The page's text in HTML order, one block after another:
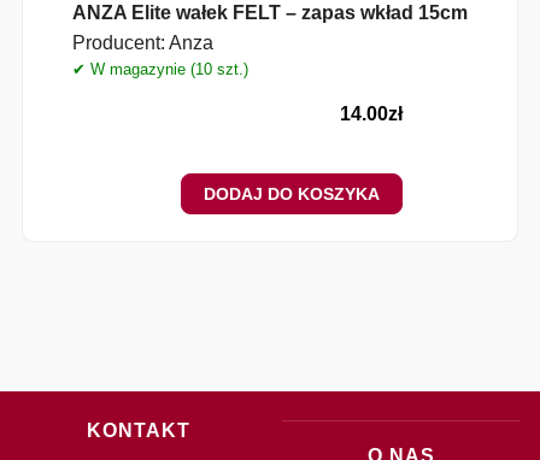
ANZA Elite wałek FELT – zapas wkład 15cm
Producent: Anza
✔ W magazynie (10 szt.)
14.00zł
DODAJ DO KOSZYKA
KONTAKT
O NAS